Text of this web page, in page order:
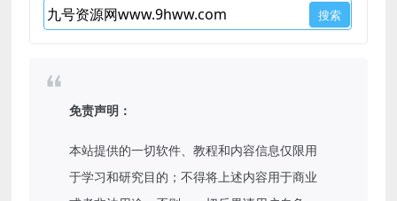
免责声明：
本站提供的一切软件、教程和内容信息仅限用
于学习和研究目的；不得将上述内容用于商业